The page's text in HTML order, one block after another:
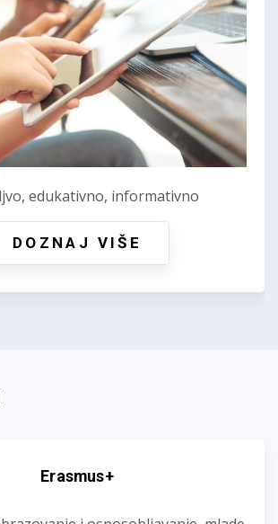
edukativno, informativno
DOZNAJ VIŠE
Erasmus+